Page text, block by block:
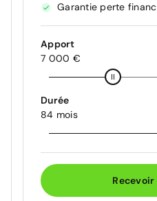
Garantie perte
Apport
7 000 €
Durée
84 mois
Recevoir